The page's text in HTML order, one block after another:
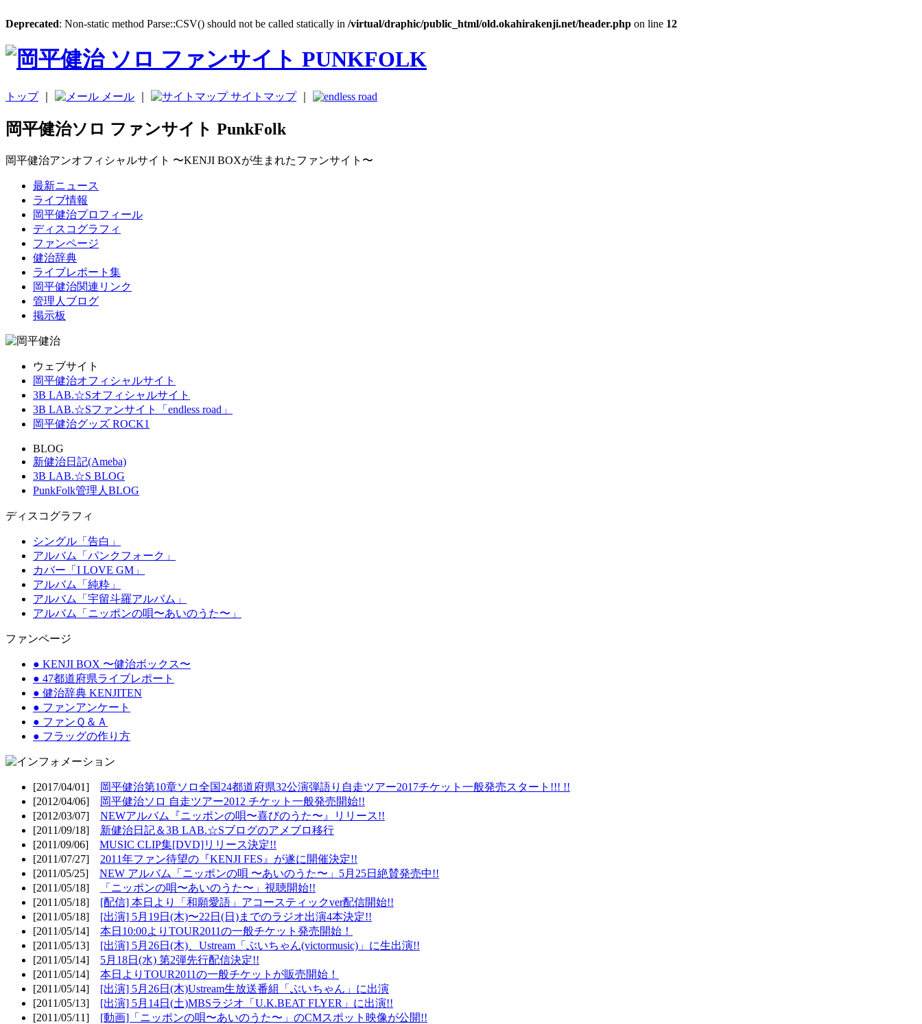
Deprecated: Non-static method Parse::CSV() should not be called statically in /virtual/draphic/public_html/old.okahirakenji.net/header.php on line 12
トップ｜ メール サイトマップ｜
岡平健治ソロ ファンサイト PunkFolk
岡平健治アンオフィシャルサイト 〜KENJI BOXが生まれたファンサイト〜
最新ニュース
ライブ情報
岡平健治プロフィール
ディスコグラフィ
ファンページ
健治辞典
ライブレポート集
岡平健治関連リンク
管理人ブログ
掲示板
ウェブサイト
岡平健治オフィシャルサイト
3B LAB.☆Sオフィシャルサイト
3B LAB.☆Sファンサイト「endless road」
岡平健治グッズ ROCK1
BLOG
新健治日記(Ameba)
3B LAB.☆S BLOG
PunkFolk管理人BLOG
ディスコグラフィ
シングル「告白」
アルバム「パンクフォーク」
カバー「I LOVE GM」
アルバム「純粋」
アルバム「宇留斗羅アルバム」
アルバム「ニッポンの唄〜あいのうた〜」
ファンページ
● KENJI BOX 〜健治ボックス〜
● 47都道府県ライブレポート
● 健治辞典 KENJITEN
● ファンアンケート
● ファンＱ＆Ａ
● フラッグの作り方
[2017/04/01]
岡平健治第10章ソロ全国24都道府県32公演弾語り自走ツアー2017チケット一般発売スタート!!! !!
[2012/04/06]
岡平健治ソロ 自走ツアー2012 チケット一般発売開始!!
[2012/03/07] NEWアルバム『ニッポンの唄〜喜びのうた〜』リリース!!
[2011/09/18] 新健治日記＆3B LAB.☆Sブログのアメブロ移行
[2011/09/06] MUSIC CLIP集[DVD]リリース決定!!
[2011/07/27] 2011年ファン待望の『KENJI FES』が遂に開催決定!!
[2011/05/25] NEW アルバム「ニッポンの唄 〜あいのうた〜」5月25日絶賛発売中!!
[2011/05/18]
「ニッポンの唄〜あいのうた〜」視聴開始!!
[2011/05/18] [配信] 本日より「和願愛語」アコースティックver配信開始!!
[2011/05/18] [出演] 5月19日(木)〜22日(日)までのラジオ出演4本決定!!
[2011/05/14] 本日10:00よりTOUR2011の一般チケット発売開始！
[2011/05/13] [出演] 5月26日(木)、Ustream「ぶいちゃん(victormusic)」に生出演!!
[2011/05/14] 5月18日(水) 第2弾先行配信決定!!
[2011/05/14] 本日よりTOUR2011の一般チケットが販売開始！
[2011/05/14] [出演] 5月26日(木)Ustream生放送番組「ぶいちゃん」に出演
[2011/05/13] [出演] 5月14日(土)MBSラジオ「U.K.BEAT FLYER」に出演!!
[2011/05/11] [動画]「ニッポンの唄〜あいのうた〜」のCMスポット映像が公開!!